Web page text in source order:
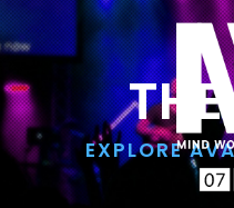
Zum
Inhalt
Home
EXPLORE